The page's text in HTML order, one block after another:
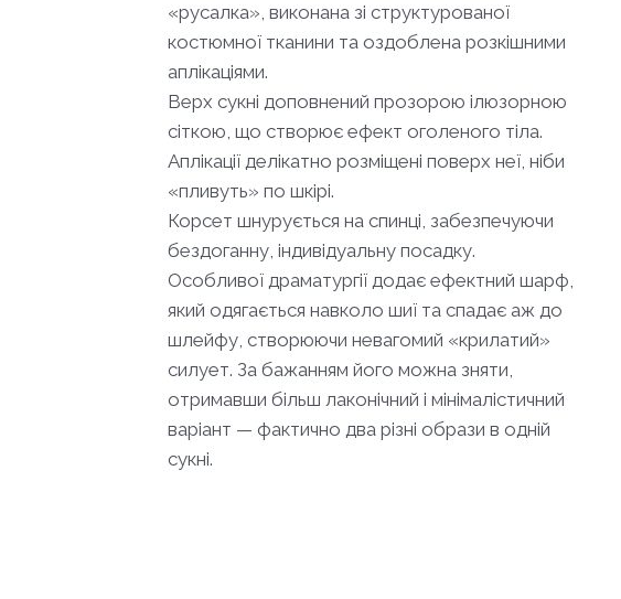
«русалка», виконана зі структурованої
костюмної тканини та оздоблена розкішними
аплікаціями.
Верх сукні доповнений прозорою ілюзорною
сіткою, що створює ефект оголеного тіла.
Аплікації делікатно розміщені поверх неї, ніби
«пливуть» по шкірі.
Корсет шнурується на спинці, забезпечуючи
бездоганну, індивідуальну посадку.
Особливої драматургії додає ефектний шарф,
який одягається навколо шиї та спадає аж до
шлейфу, створюючи невагомий «крилатий»
силует. За бажанням його можна зняти,
отримавши більш лаконічний і мінімалістичний
варіант — фактично два різні образи в одній
сукні.